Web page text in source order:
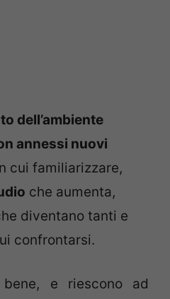
dell’ambiente
annessi nuovi
cui familiarizzare,
che aumenta,
diventano tanti e
confrontarsi.
e riescono ad